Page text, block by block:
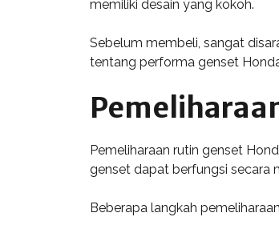
memiliki desain yang kokoh.
Sebelum membeli, sangat
tentang performa genset
Pemeliharaan rutin genset
genset dapat berfungsi secara
Beberapa langkah